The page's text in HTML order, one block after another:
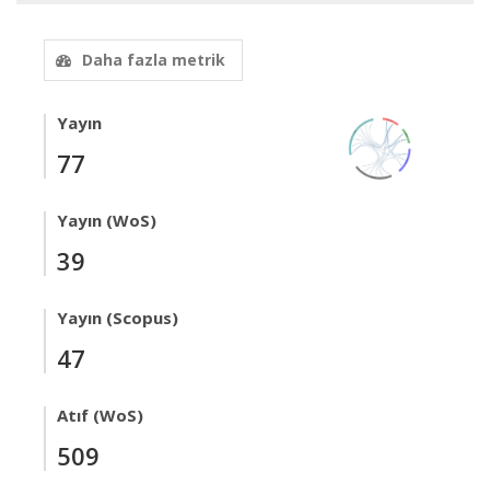
Daha fazla metrik
Yayın
77
Yayın (WoS)
39
Yayın (Scopus)
47
Atıf (WoS)
509